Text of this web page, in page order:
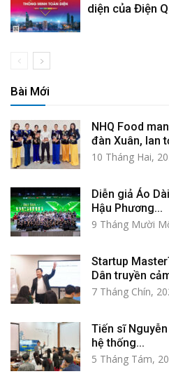
diện của Điện
Bài Mới
NHQ Food
đàn Xuân, lan
10 Tháng Hai,
Diễn giả Áo
Hậu Phương...
9 Tháng Mười
Startup
Dân truyền
7 Tháng Chín,
Tiến sĩ
hệ thống...
5 Tháng Tám,